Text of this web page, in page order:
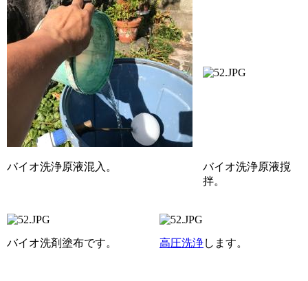
バイオ洗浄原液混入。
バイオ洗浄原液撹
拌。
バイオ洗剤塗布です。 高圧洗浄します。